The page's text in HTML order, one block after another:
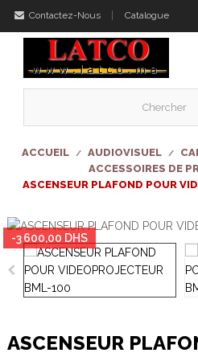
Contactez-Nous Catalogue
ACCUEIL AUDIOVISUEL
ACCESSOIRES DE
ASCENSEUR PLAFOND POUR
-3 600,00 DHS
ASCENSEUR